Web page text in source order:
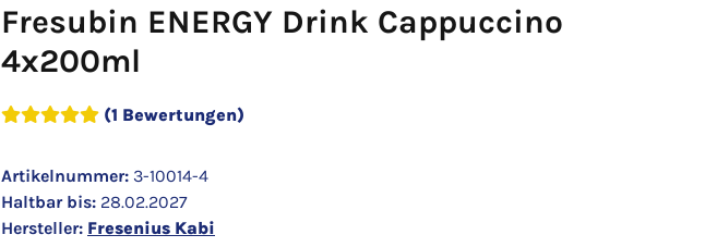
Fresubin ENERGY Drink Cappuccino
4x200ml
(1 Bewertungen)
Artikelnummer: 3-10014-4
Haltbar bis: 28.02.2027
Hersteller: Fresenius Kabi